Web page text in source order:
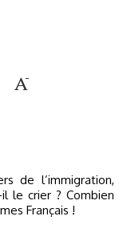
le crier ? Combien
Français !